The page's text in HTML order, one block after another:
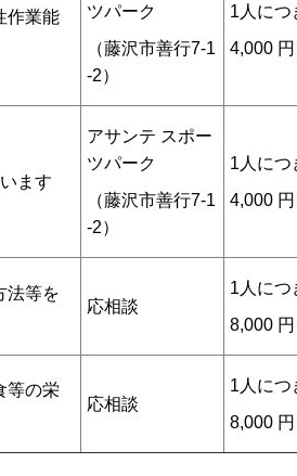
作業能
ツパーク
（藤沢市善行7-1
-2）
1人につ
4,000
ます
アサンテ スポー
ツパーク
（藤沢市善行7-1
-2）
1人につ
4,000
法等を
応相談
1人につ
8,000
等の栄
応相談
1人につ
8,000